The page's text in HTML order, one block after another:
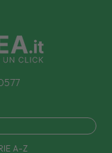
A-Z